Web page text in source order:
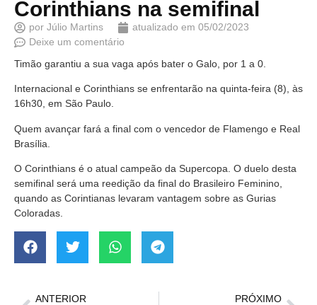
Corinthians na semifinal
por Júlio Martins atualizado em 05/02/2023
Deixe um comentário
Timão garantiu a sua vaga após bater o Galo, por 1 a 0.
Internacional e Corinthians se enfrentarão na quinta-feira (8), às
16h30, em São Paulo.
Quem avançar fará a final com o vencedor de Flamengo e Real
Brasília.
O Corinthians é o atual campeão da Supercopa. O duelo desta
semifinal será uma reedição da final do Brasileiro Feminino,
quando as Corintianas levaram vantagem sobre as Gurias
Coloradas.
ANTERIOR PRÓXIMO